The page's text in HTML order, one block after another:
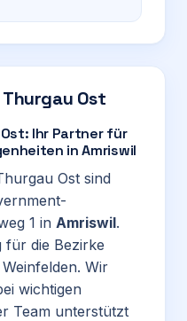
Ost
Ihr Partner für
in Amriswil
Ost sind
1 in Amriswil.
für die Bezirke
Wir
wichtigen
Team unterstützt